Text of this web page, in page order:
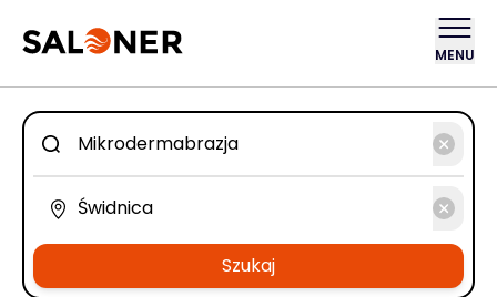
MENU
Szukaj